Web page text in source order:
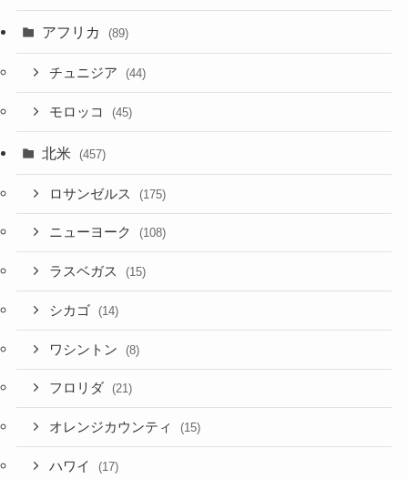
アフリカ (89)
チュニジア (44)
モロッコ (45)
北米 (457)
ロサンゼルス (175)
ニューヨーク (108)
ラスベガス (15)
シカゴ (14)
ワシントン (8)
フロリダ (21)
オレンジカウンティ (15)
ハワイ (17)